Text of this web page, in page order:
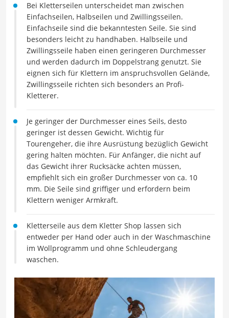
Bei Kletterseilen unterscheidet man zwischen
Einfachseilen, Halbseilen und Zwillingsseilen.
Einfachseile sind die bekanntesten Seile. Sie sind
besonders leicht zu handhaben. Halbseile und
Zwillingsseile haben einen geringeren Durchmesser
und werden dadurch im Doppelstrang genutzt. Sie
eignen sich für Klettern im anspruchsvollen Gelände,
Zwillingsseile richten sich besonders an Profi-
Kletterer.
Je geringer der Durchmesser eines Seils, desto
geringer ist dessen Gewicht. Wichtig für
Tourengeher, die ihre Ausrüstung bezüglich Gewicht
gering halten möchten. Für Anfänger, die nicht auf
das Gewicht ihrer Rucksäcke achten müssen,
empfiehlt sich ein großer Durchmesser von ca. 10
mm. Die Seile sind griffiger und erfordern beim
Klettern weniger Armkraft.
Kletterseile aus dem Kletter Shop lassen sich
entweder per Hand oder auch in der Waschmaschine
im Wollprogramm und ohne Schleudergang
waschen.